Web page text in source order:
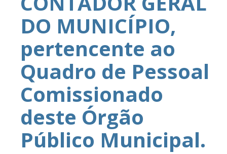
DO MUNICÍPIO,
pertencente ao
Quadro de Pessoal
Comissionado
deste Órgão
Público Municipal.